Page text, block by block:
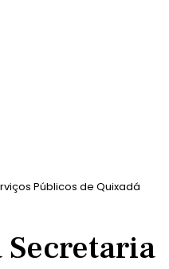
Públicos de Quixadá